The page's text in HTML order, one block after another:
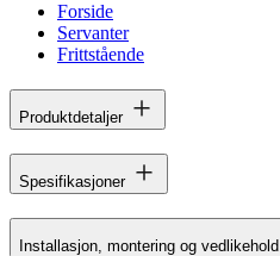
Forside
Servanter
Frittstående
Produktdetaljer
Spesifikasjoner
Installasjon, montering og vedlikehold